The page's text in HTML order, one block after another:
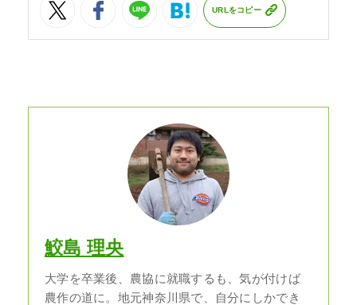
URLをコピー
鮫島 理央
大学を卒業後、農協に就職するも、気が付けば
農作の道に。地元神奈川県で、自分にしかでき